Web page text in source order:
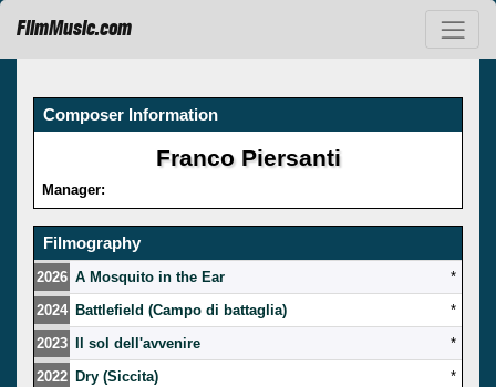
FilmMusic.com
Composer Information
Franco Piersanti
Manager:
Filmography
2026 A Mosquito in the Ear
*
2024 Battlefield (Campo di battaglia)
*
2023
Il sol dell'avvenire
*
2022 Dry (Siccita)
*